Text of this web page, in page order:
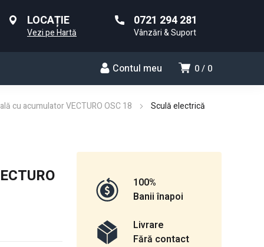
LOCAȚIE
Vezi pe Hartă
0721 294 281
Vânzări & Suport
0 0
Contul meu
cu acumulator VECTURO OSC 18
Sculă electrică
100%
Banii înapoi
Livrare
Fără contact